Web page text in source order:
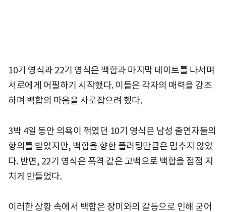
10기 영식과 22기 영식은 백합과 마지막 데이트를 나서며
서로에게 어필하기 시작했다. 이들은 각자의 매력을 강조
하며 백합의 마음을 사로잡으려 했다.
3박 4일 동안 의욕이 꺾였던 10기 영식은 남성 출연자들의
항의를 받았지만, 백합을 향한 플러팅만큼은 멈추지 않았
다. 반면, 22기 영식은 폭격 같은 고백으로 백합을 점점 지
치게 만들었다.
이러한 상황 속에서 백합은 장미와의 갈등으로 인해 굳어